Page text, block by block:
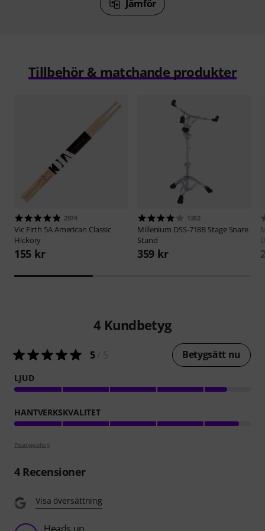
Jämför
Tillbehör & matchande produkter
2974
Vic Firth 5A American Classic
Hickory
155 kr
1352
Millenium DSS-718B Stage Snare
Stand
359 kr
4 Kundbetyg
5/ 5 Betygsätt nu
LJUD
HANTVERKSKVALITET
Poängpolicy
4Recensioner
Visa översättning
Heads up